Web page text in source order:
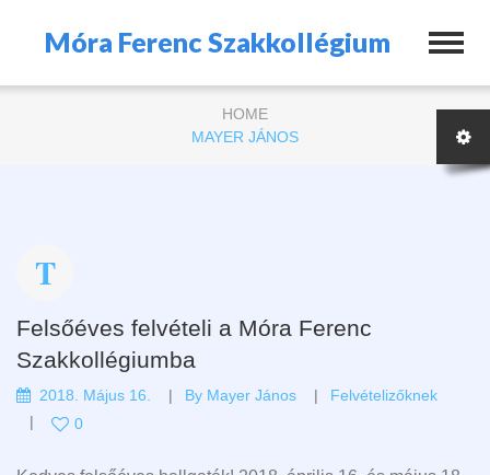
Móra Ferenc Szakkollégium
HOME
MAYER JÁNOS
Felsőéves felvételi a Móra Ferenc
Szakkollégiumba
2018. Május 16. By Mayer János
Felvételizőknek
0